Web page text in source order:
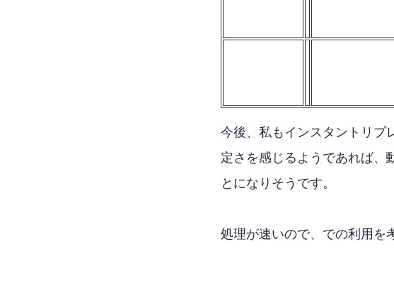
今後、私もインスタントリプ
定さを感じるようであれば、
とになりそうです。
処理が速いので、WoLNamesBlackedOutで